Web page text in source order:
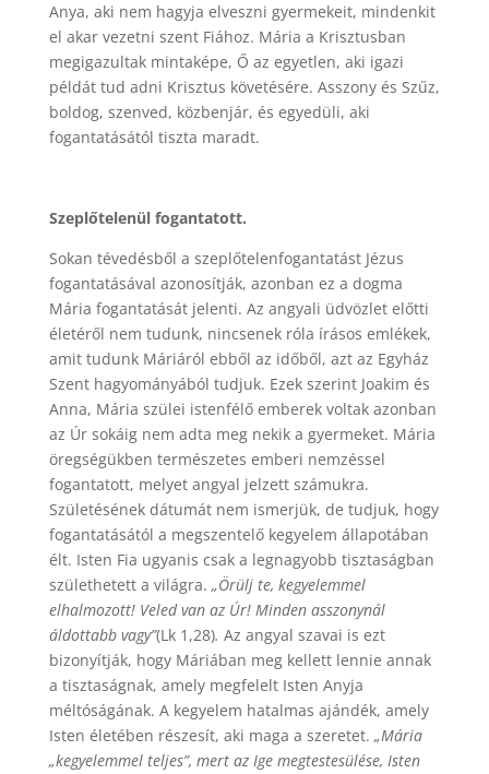
Anya, aki nem hagyja elveszni gyermekeit, mindenkit
el akar vezetni szent Fiához. Mária a Krisztusban
megigazultak mintaképe, Ő az egyetlen, aki igazi
példát tud adni Krisztus követésére. Asszony és Szűz,
boldog, szenved, közbenjár, és egyedüli, aki
fogantatásától tiszta maradt.
Szeplőtelenül fogantatott.
Sokan tévedésből a szeplőtelenfogantatást Jézus
fogantatásával azonosítják, azonban ez a dogma
Mária fogantatását jelenti. Az angyali üdvözlet előtti
életéről nem tudunk, nincsenek róla írásos emlékek,
amit tudunk Máriáról ebből az időből, azt az Egyház
Szent hagyományából tudjuk. Ezek szerint Joakim és
Anna, Mária szülei istenfélő emberek voltak azonban
az Úr sokáig nem adta meg nekik a gyermeket. Mária
öregségükben természetes emberi nemzéssel
fogantatott, melyet angyal jelzett számukra.
Születésének dátumát nem ismerjük, de tudjuk, hogy
fogantatásától a megszentelő kegyelem állapotában
élt. Isten Fia ugyanis csak a legnagyobb tisztaságban
születhetett a világra. „Örülj te, kegyelemmel
elhalmozott! Veled van az Úr! Minden asszonynál
áldottabb vagy”(Lk 1,28). Az angyal szavai is ezt
bizonyítják, hogy Máriában meg kellett lennie annak
a tisztaságnak, amely megfelelt Isten Anyja
méltóságának. A kegyelem hatalmas ajándék, amely
Isten életében részesít, aki maga a szeretet. „Mária
„kegyelemmel teljes”, mert az Ige megtestesülése, Isten